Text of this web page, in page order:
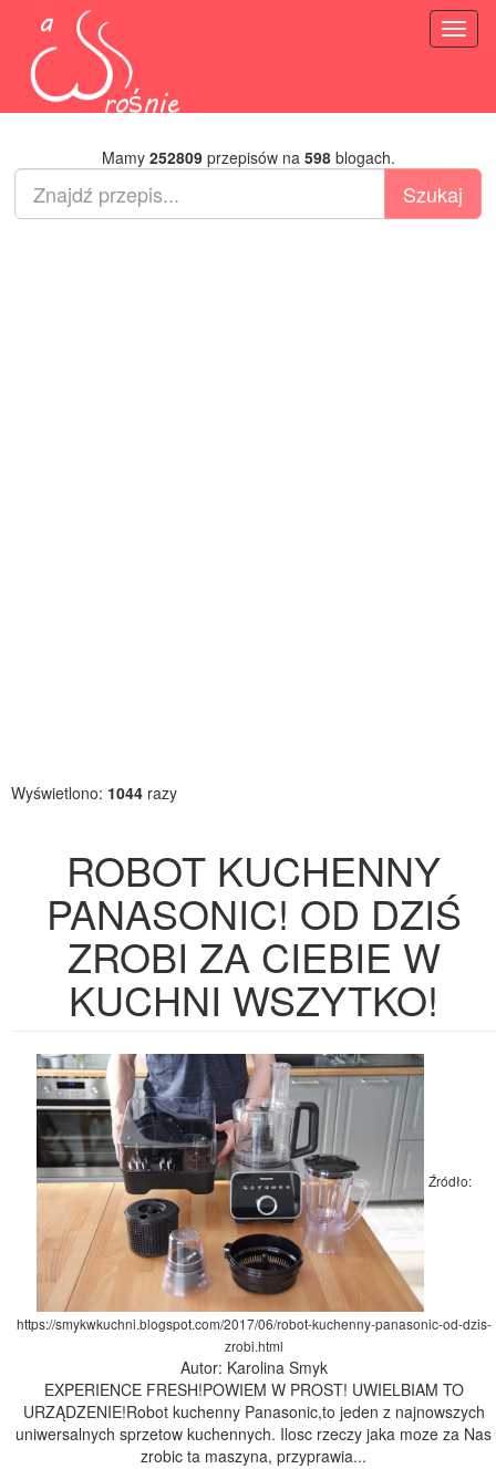
Mamy 252809przepisów na 598blogach.
Wyświetlono: 1044 razy
ROBOT KUCHENNY
PANASONIC! OD DZIŚ
ZROBI ZA CIEBIE W
KUCHNI WSZYTKO!
Źródło:
https://smykwkuchni.blogspot.com/2017/06/robot-kuchenny-panasonic-od-dzis-
zrobi.html
Autor: Karolina Smyk
EXPERIENCE FRESH!POWIEM W PROST! UWIELBIAM TO
URZĄDZENIE!Robot kuchenny Panasonic,to jeden z najnowszych
uniwersalnych sprzetow kuchennych. Ilosc rzeczy jaka moze za Nas
zrobic ta maszyna, przyprawia...